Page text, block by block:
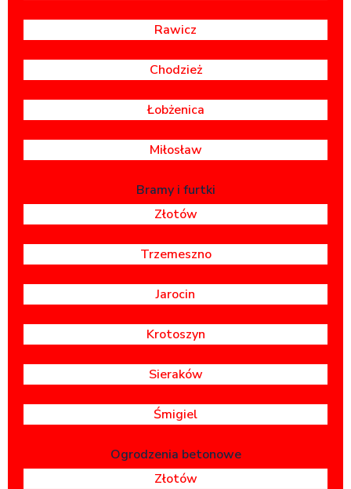
Rawicz
Chodzież
Łobżenica
Miłosław
Bramy i furtki
Złotów
Trzemeszno
Jarocin
Krotoszyn
Sieraków
Śmigiel
Ogrodzenia betonowe
Złotów